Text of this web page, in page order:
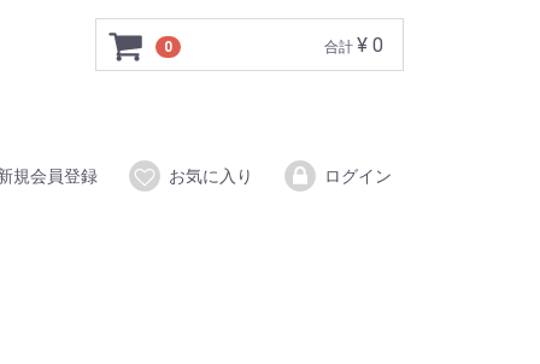
0 合計 ¥ 0
規会員登録 お気に入り ログイン